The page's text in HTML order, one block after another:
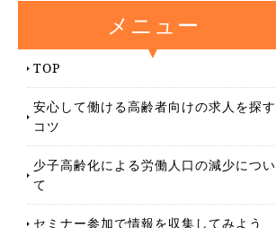
メニュー
TOP
安心して働ける高齢者向けの求人を探す
コツ
少子高齢化による労働人口の減少につい
て
セミナー参加で情報を収集してみよう